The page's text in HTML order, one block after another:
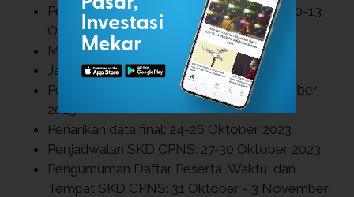
Pengumuman Hasil Seleksi Administrasi: 10-13
Oktober 2023
Masa Sanggah: 14-16 Oktober 2023
Jawab Sanggah: 14-18 Oktober 2023
Pengumuman Pasca Sanggah: 17-23 Oktober
2023
Penarikan data final: 24-26 Oktober 2023
Penjadwalan SKD CPNS: 27-30 Oktober 2023
Pengumuman Daftar Peserta, Waktu, dan
Tempat SKD CPNS: 31 Oktober - 3 November